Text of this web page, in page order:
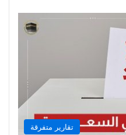
تقارير متفرقة